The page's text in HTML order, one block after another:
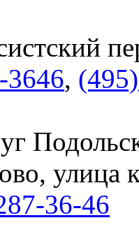
3646,
улица
36-46